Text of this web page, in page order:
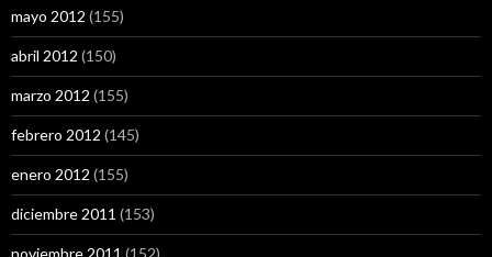
mayo 2012 (155)
abril 2012 (150)
marzo 2012 (155)
febrero 2012 (145)
enero 2012 (155)
diciembre 2011 (153)
noviembre 2011 (152)